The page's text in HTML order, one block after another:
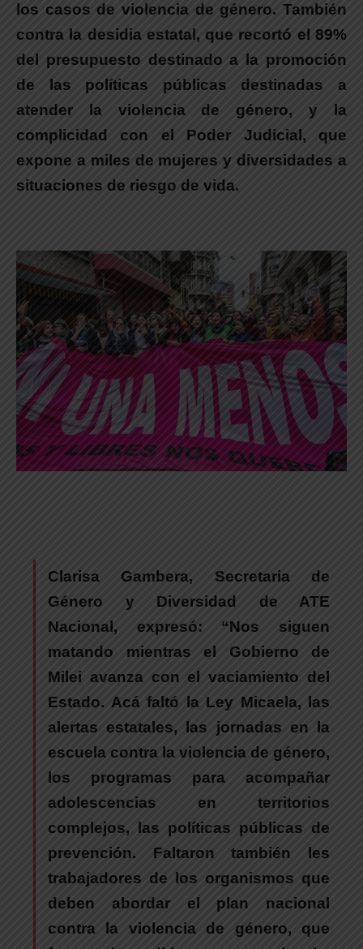
los casos de violencia de género. También
contra la desidia estatal, que recortó el 89%
del presupuesto destinado a la promoción
de las políticas públicas destinadas a
atender la violencia de género, y la
complicidad con el Poder Judicial, que
expone a miles de mujeres y diversidades a
situaciones de riesgo de vida.
Clarisa Gambera, Secretaria de
Género y Diversidad de ATE
Nacional, expresó: “Nos siguen
matando mientras el Gobierno de
Milei avanza con el vaciamiento del
Estado. Acá faltó la Ley Micaela, las
alertas estatales, las jornadas en la
escuela contra la violencia de género,
los programas para acompañar
adolescencias en territorios
complejos, las políticas públicas de
prevención. Faltaron también les
trabajadores de los organismos que
deben abordar el plan nacional
contra la violencia de género, que